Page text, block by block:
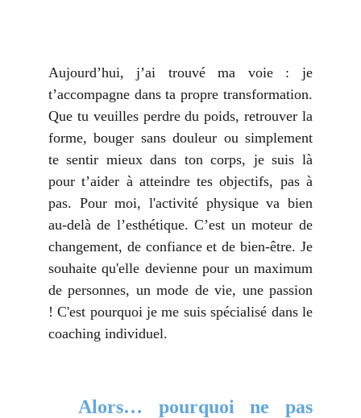
Aujourd’hui, j’ai trouvé ma voie : je
t’accompagne dans ta propre transformation.
Que tu veuilles perdre du poids, retrouver la
forme, bouger sans douleur ou simplement
te sentir mieux dans ton corps, je suis là
pour t’aider à atteindre tes objectifs, pas à
pas. Pour moi, l'activité physique va bien
au-delà de l’esthétique. C’est un moteur de
changement, de confiance et de bien-être. Je
souhaite qu'elle devienne pour un maximum
de personnes, un mode de vie, une passion
! C'est pourquoi je me suis spécialisé dans le
coaching individuel.
Alors… pourquoi ne pas